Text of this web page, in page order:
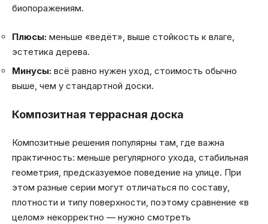
биопоражениям.
Плюсы: меньше «ведёт», выше стойкость к влаге,
эстетика дерева.
Минусы: всё равно нужен уход, стоимость обычно
выше, чем у стандартной доски.
Композитная террасная доска
Композитные решения популярны там, где важна
практичность: меньше регулярного ухода, стабильная
геометрия, предсказуемое поведение на улице. При
этом разные серии могут отличаться по составу,
плотности и типу поверхности, поэтому сравнение «в
целом» некорректно — нужно смотреть